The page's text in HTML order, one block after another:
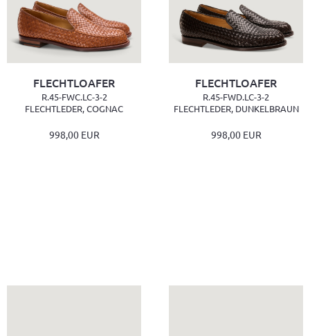
FLECHTLOAFER
R.45-FWC.LC-3-2
FLECHTLEDER, COGNAC
998,00 EUR
FLECHTLOAFER
R.45-FWD.LC-3-2
FLECHTLEDER, DUNKELBRAUN
998,00 EUR